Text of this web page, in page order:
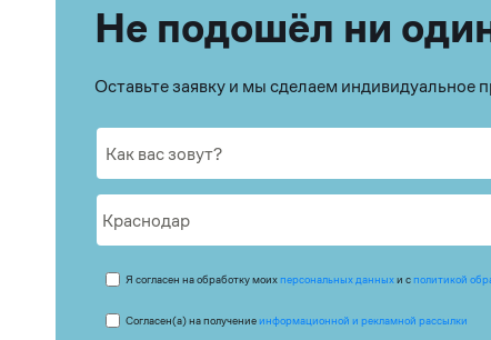
Не подошёл ни
Оставьте заявку и мы сделаем индивидуальное
Я согласен на обработку моихперсональных данныхи сполитикой
Согласен(а) на получениеинформационной и рекламной рассылки